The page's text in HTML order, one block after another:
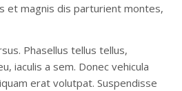
et magnis dis parturient montes,
Phasellus tellus tellus,
iaculis a sem. Donec vehicula
erat volutpat. Suspendisse